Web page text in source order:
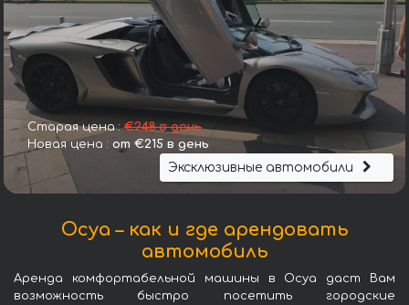
Старая цена :€248 в день
Новая цена : от €215 в день
Эксклюзивные автомобили
Осуа – как и где арендовать
автомобиль
Аренда комфортабельной машины в Осуа даст Вам
возможность быстро посетить городские